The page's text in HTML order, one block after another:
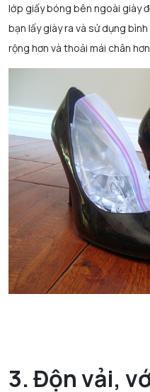
lớp giấy bóng bên ngoài giày
bạn lấy giày ra và sử dụng
rộng hơn và thoải mái chân hơn.
3. Độn vải,